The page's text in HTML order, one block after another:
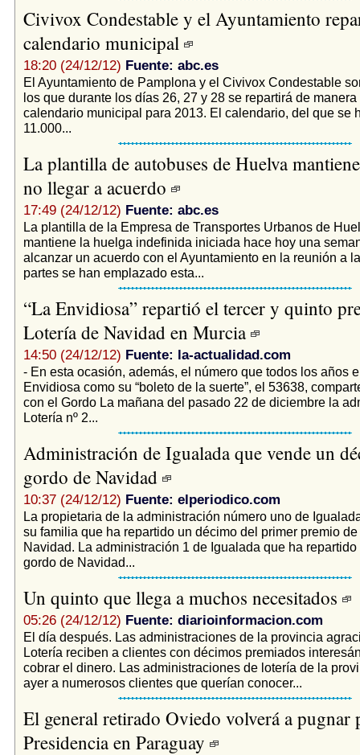
Civivox Condestable y el Ayuntamiento
calendario municipal
18:20 (24/12/12) Fuente: abc.es
El Ayuntamiento de Pamplona y el Civivox Condestable
los que durante los días 26, 27 y 28 se repartirá de
calendario municipal para 2013. El calendario, del que se
11.000...
La plantilla de autobuses de Huelva
no llegar a acuerdo
17:49 (24/12/12) Fuente: abc.es
La plantilla de la Empresa de Transportes Urbanos de
mantiene la huelga indefinida iniciada hace hoy una
alcanzar un acuerdo con el Ayuntamiento en la reunión a
partes se han emplazado esta...
“La Envidiosa” repartió el tercer y quinto
Lotería de Navidad en Murcia
14:50 (24/12/12) Fuente: la-actualidad.com
- En esta ocasión, además, el número que todos los años
Envidiosa como su “boleto de la suerte”, el 53638,
con el Gordo La mañana del pasado 22 de diciembre la
Lotería nº 2...
Administración de Igualada que vende un
gordo de Navidad
10:37 (24/12/12) Fuente: elperiodico.com
La propietaria de la administración número uno de
su familia que ha repartido un décimo del primer premio
Navidad. La administración 1 de Igualada que ha
gordo de Navidad...
Un quinto que llega a muchos necesitados
05:26 (24/12/12) Fuente: diarioinformacion.com
El día después. Las administraciones de la provincia
Lotería reciben a clientes con décimos premiados
cobrar el dinero. Las administraciones de lotería de la
ayer a numerosos clientes que querían conocer...
El general retirado Oviedo volverá a pugnar
Presidencia en Paraguay